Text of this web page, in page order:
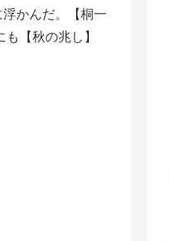
かんだ。【桐一
【秋の兆し】